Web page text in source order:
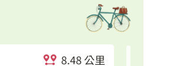
8.48 公里